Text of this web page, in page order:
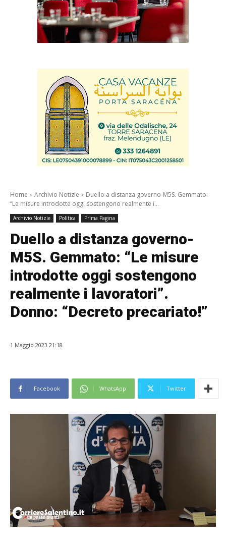
Home Archivio Notizie
Duello a distanza governo-M5S. Gemmato:
“Le misure introdotte oggi sostengono realmente i...
Archivio Notizie Politica Prima Pagina
Duello a distanza governo-
M5S. Gemmato: “Le misure
introdotte oggi sostengono
realmente i lavoratori”.
Donno: “Decreto precariato!”
1 Maggio 2023 21:18
Facebook WhatsApp Twitter